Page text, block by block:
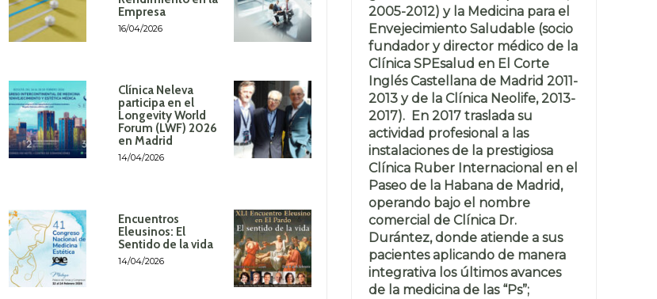
Empresa
16/04/2026
Clínica Neleva
participa en el
Longevity World
Forum (LWF) 2026
en Madrid
14/04/2026
Encuentros
Eleusinos: El
Sentido de la vida
14/04/2026
2005-2012) y la Medicina para el
Envejecimiento Saludable (socio
fundador y director médico de la
Clínica SPEsalud en El Corte
Inglés Castellana de Madrid 2011-
2013 y de la Clínica Neolife, 2013-
2017). En 2017 traslada su
actividad profesional a las
instalaciones de la prestigiosa
Clínica Ruber Internacional en el
Paseo de la Habana de Madrid,
operando bajo el nombre
comercial de Clínica Dr.
Durántez, donde atiende a sus
pacientes aplicando de manera
integrativa los últimos avances
de la medicina de las “Ps”;